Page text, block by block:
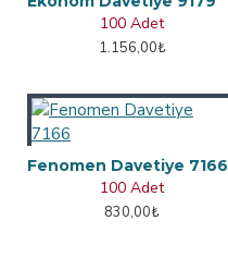
100 Adet
1.156,00₺
Fenomen Davetiye 7166
100 Adet
830,00₺